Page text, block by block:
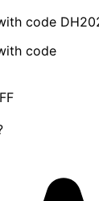
code
code